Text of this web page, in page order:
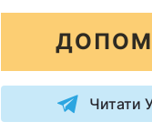
Читати